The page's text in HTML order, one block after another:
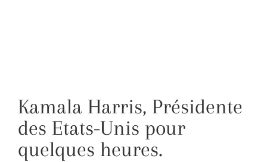
Kamala Harris, Présidente
des Etats-Unis pour
quelques heures.